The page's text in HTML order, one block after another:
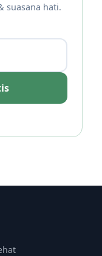
suasana hati.